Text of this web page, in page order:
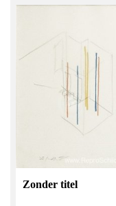
Zonder titel